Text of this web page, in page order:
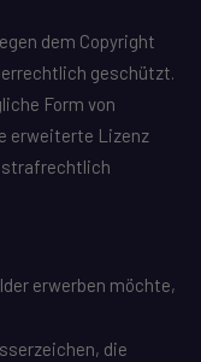
dem Copyright
geschützt.
Form von
erweiterte Lizenz
strafrechtlich
erwerben möchte,
die